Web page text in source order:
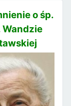
o śp.
Wandzie